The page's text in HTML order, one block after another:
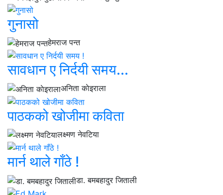
गुनासो
हेमराज पन्त
सावधान ए निर्दयी समय...
अनिता काेइराला
पाठकको खोजीमा कविता
लक्ष्मण नेवटिया
मार्न थाले गाँठे !
डा. बमबहादुर जिताली